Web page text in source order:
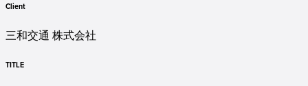
Client
三和交通 株式会社
TITLE